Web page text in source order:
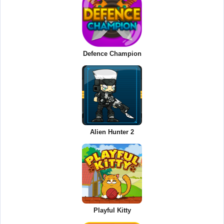
Defence Champion
Alien Hunter 2
Playful Kitty